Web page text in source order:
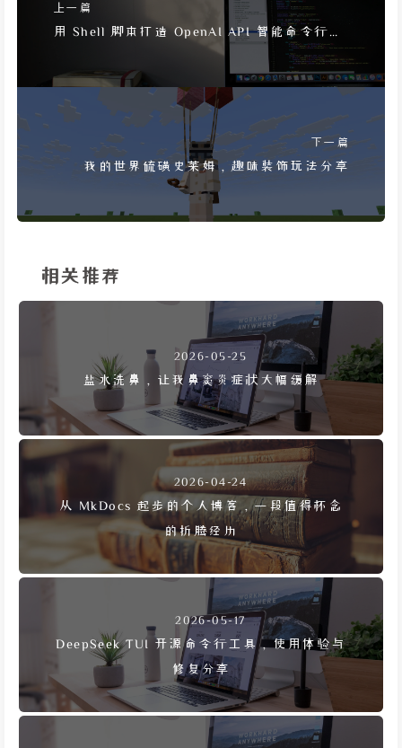
上一篇
用 Shell 脚本打造 OpenAI API 智能命令行对
下一篇
我的世界硫磺史莱姆，趣味装饰玩法分享
相关推荐
2026-05-25
盐水洗鼻，让我鼻窦炎症状大幅缓解
2026-04-24
从 MkDocs 起步的个人博客，一段值得怀念
的折腾经历
2026-05-17
DeepSeek TUI 开源命令行工具，使用体验与
修复分享